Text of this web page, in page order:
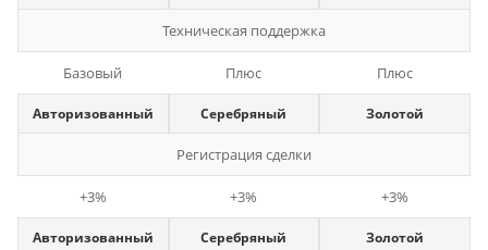
Техническая поддержка
Базовый Плюс Плюс
Авторизованный Серебряный Золотой
Регистрация сделки
+3% +3% +3%
Авторизованный Серебряный Золотой